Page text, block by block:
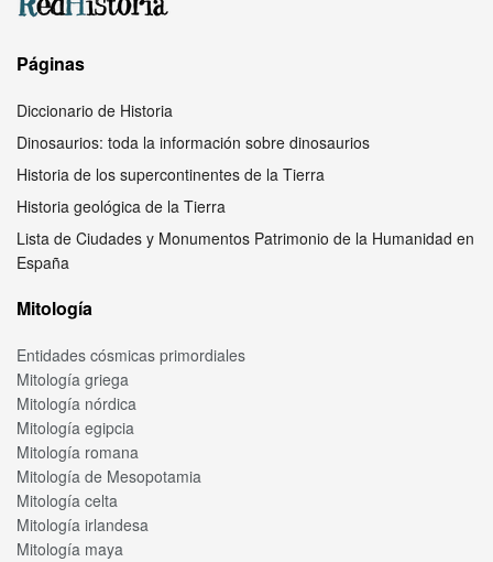
Páginas
Diccionario de Historia
Dinosaurios: toda la información sobre dinosaurios
Historia de los supercontinentes de la Tierra
Historia geológica de la Tierra
Lista de Ciudades y Monumentos Patrimonio de la Humanidad en
España
Mitología
Entidades cósmicas primordiales
Mitología griega
Mitología nórdica
Mitología egipcia
Mitología romana
Mitología de Mesopotamia
Mitología celta
Mitología irlandesa
Mitología maya